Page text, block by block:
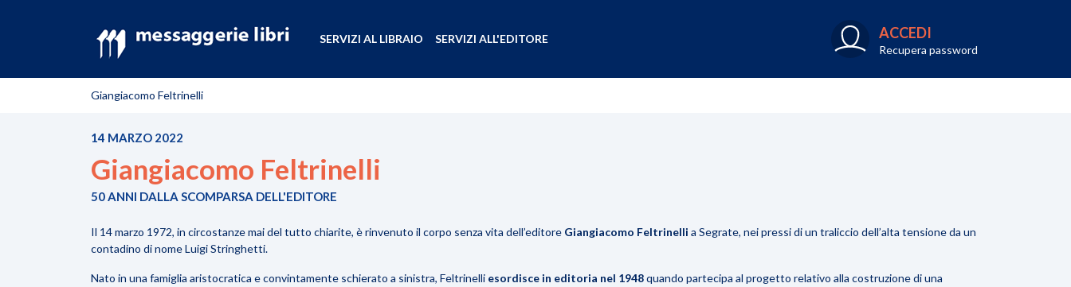
ACCEDI
Recupera password
SERVIZI AL LIBRAIO SERVIZI ALL'EDITORE
Giangiacomo Feltrinelli
14 MARZO 2022
Giangiacomo Feltrinelli
50 ANNI DALLA SCOMPARSA DELL'EDITORE
Il 14 marzo 1972, in circostanze mai del tutto chiarite, è rinvenuto il corpo senza vita dell’editore Giangiacomo Feltrinelli a Segrate, nei pressi di un traliccio dell’alta tensione da un
contadino di nome Luigi Stringhetti.
Nato in una famiglia aristocratica e convintamente schierato a sinistra, Feltrinelli esordisce in editoria nel 1948quando partecipa al progetto relativo alla costruzione di una